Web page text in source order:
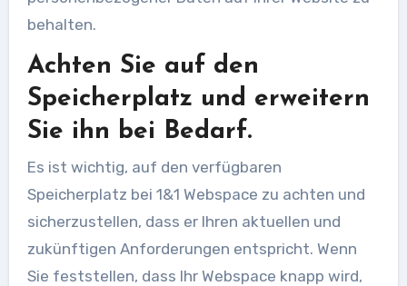
behalten.
Achten Sie auf den
Speicherplatz und erweitern
Sie ihn bei Bedarf.
Es ist wichtig, auf den verfügbaren
Speicherplatz bei 1&1 Webspace zu achten und
sicherzustellen, dass er Ihren aktuellen und
zukünftigen Anforderungen entspricht. Wenn
Sie feststellen, dass Ihr Webspace knapp wird,